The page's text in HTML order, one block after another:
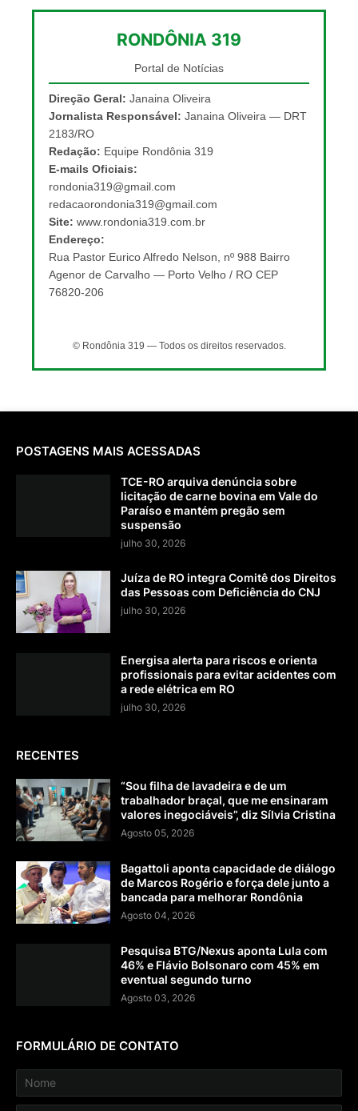
RONDÔNIA 319
Portal de Notícias
Direção Geral: Janaina Oliveira
Jornalista Responsável: Janaina Oliveira — DRT
2183/RO
Redação: Equipe Rondônia 319
E-mails Oficiais:
rondonia319@gmail.com
redacaorondonia319@gmail.com
Site: www.rondonia319.com.br
Endereço:
Rua Pastor Eurico Alfredo Nelson, nº 988 Bairro
Agenor de Carvalho — Porto Velho / RO CEP
76820-206
© Rondônia 319 — Todos os direitos reservados.
POSTAGENS MAIS ACESSADAS
TCE-RO arquiva denúncia sobre
licitação de carne bovina em Vale do
Paraíso e mantém pregão sem
suspensão
julho 30, 2026
Juíza de RO integra Comitê dos Direitos
das Pessoas com Deficiência do CNJ
julho 30, 2026
Energisa alerta para riscos e orienta
profissionais para evitar acidentes com
a rede elétrica em RO
julho 30, 2026
RECENTES
“Sou filha de lavadeira e de um
trabalhador braçal, que me ensinaram
valores inegociáveis”, diz Sílvia Cristina
Agosto 05, 2026
Bagattoli aponta capacidade de diálogo
de Marcos Rogério e força dele junto a
bancada para melhorar Rondônia
Agosto 04, 2026
Pesquisa BTG/Nexus aponta Lula com
46% e Flávio Bolsonaro com 45% em
eventual segundo turno
Agosto 03, 2026
FORMULÁRIO DE CONTATO